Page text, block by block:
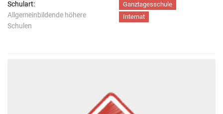
Schulart:
Allgemeinbildende höhere
Schulen
Ganztagesschule
Internat